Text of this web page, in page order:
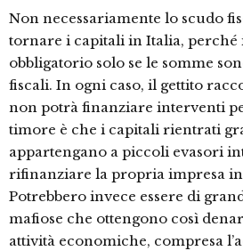
Non necessariamente lo scudo
tornare i capitali in Italia,
obbligatorio solo se le somme
fiscali. In ogni caso, il gettito
non potrà finanziare interventi
timore è che i capitali rientrati
appartengano a piccoli evasori
rifinanziare la propria impresa
Potrebbero invece essere di
mafiose che ottengono così
attività economiche, compresa